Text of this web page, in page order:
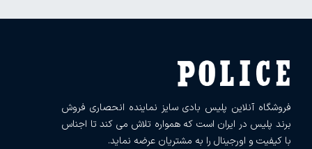
فروشگاه آنلاین پلیس بادی سایز نماینده انحصاری فروش
برند پلیس در ایران است که همواره تلاش می کند تا اجناس
با کیفیت و اورجینال را به مشتریان عرضه نماید.